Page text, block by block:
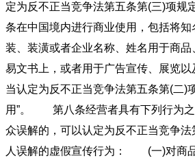
定为反不正当竞争法第五条第(三)项
条在中国境内进行商业使用，包括将
装、装潢或者企业名称、姓名用于商
易文书上，或者用于广告宣传、展览
当认定为反不正当竞争法第五条第(二)
用”。 第八条经营者具有下列行为之
众误解的，可以认定为反不正当竞争法
人误解的虚假宣传行为： (一)对商